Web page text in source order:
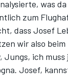
was da
zum
dass Josef
wir also
Jungs, ich
Josef,